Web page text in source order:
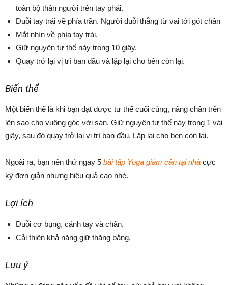
toàn bộ thân người trên tay phải.
Duỗi tay trái về phía trần. Người duỗi thẳng từ vai tới gót chân
Mắt nhìn về phía tay trái.
Giữ nguyên tư thế này trong 10 giây.
Quay trở lại vị trí ban đầu và lặp lại cho bên còn lại.
Biến thể
Một biến thể là khi bạn đạt được tư thế cuối cùng, nâng chân trên
lên sao cho vuông góc với sàn. Giữ nguyên tư thế này trong 1 vài
giây, sau đó quay trở lại vị trí ban đầu. Lặp lại cho bẹn còn lại.
Ngoài ra, bạn nên thử ngay 5 bài tập Yoga giảm cân tại nhà cực
kỳ đơn giản nhưng hiệu quả cao nhé.
Lợi ích
Duỗi cơ bụng, cánh tay và chân.
Cải thiện khả năng giữ thăng bằng.
Lưu ý